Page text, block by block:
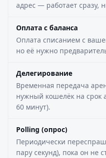
адрес — работает сразу,
Оплата с баланса
Оплата списанием с
но её нужно
Делегирование
Временная передача
нужный кошелёк на срок
60 минут).
Polling (опрос)
Периодически
пару секунд), пока он не